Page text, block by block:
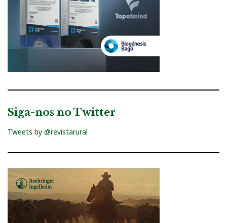
Siga-nos no Twitter
Tweets by @revistarural